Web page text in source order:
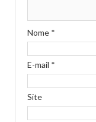
Nome *
E-mail *
Site